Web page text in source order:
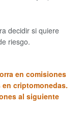
decidir si quiere
riesgo.
en comisiones
criptomonedas.
al siguiente